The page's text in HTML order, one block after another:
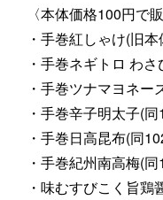
〈本体価格100円で
・手巻紅しゃけ(旧
・手巻ネギトロ わ
・手巻ツナマヨネー
・手巻辛子明太子(
・手巻日高昆布(同
・手巻紀州南高梅(
・味むすびこく旨